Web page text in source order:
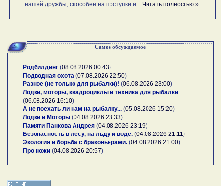
нашей дружбы, способен на поступки и ...Читать полностью »
Самое обсуждаемое
Родбилдинг (08.08.2026 00:43)
Подводная охота (07.08.2026 22:50)
Разное (не только для рыбалки)! (06.08.2026 23:00)
Лодки, моторы, квадроциклы и техника для рыбалки
(06.08.2026 16:10)
А не поехать ли нам на рыбалку... (05.08.2026 15:20)
Лодки и Моторы (04.08.2026 23:33)
Памяти Панкова Андрея (04.08.2026 23:19)
Безопасность в лесу, на льду и воде. (04.08.2026 21:11)
Экология и борьба с браконьерами. (04.08.2026 21:00)
Про ножи (04.08.2026 20:57)